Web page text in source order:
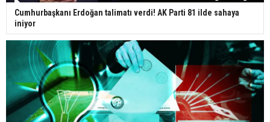
Cumhurbaşkanı Erdoğan talimatı verdi! AK Parti 81 ilde sahaya
iniyor